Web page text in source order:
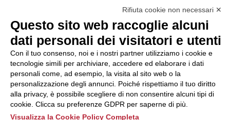
del Codice di Condotta, è
possibile presentare un
reclamo
all’Organismo di
Monitoraggio utilizzando
una delle modalità
descritte al seguente
indirizzo web
https://odm-
agenzielavoro.it/reclami/.
Rifiuta cookie non necessari ✕
Questo sito web raccoglie alcuni
dati personali dei visitatori e utenti
Con il tuo consenso, noi e i nostri partner utilizziamo i cookie e
tecnologie simili per archiviare, accedere ed elaborare i dati
personali come, ad esempio, la visita al sito web o la
personalizzazione degli annunci. Poiché rispettiamo il tuo diritto
alla privacy, è possibile scegliere di non consentire alcuni tipi di
cookie. Clicca su preferenze GDPR per saperne di più.
Visualizza la Cookie Policy Completa